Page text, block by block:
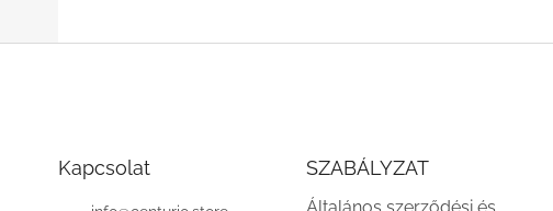
Kapcsolat SZABÁLYZAT